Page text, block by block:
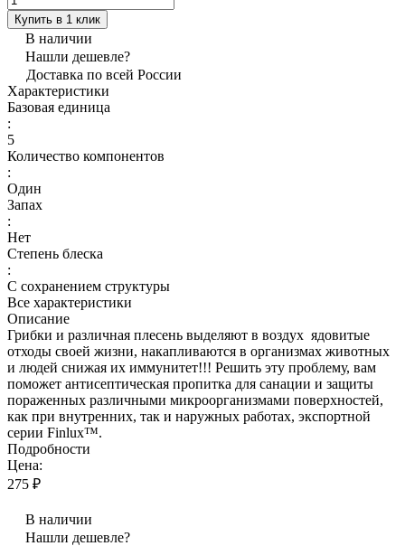
Купить в 1 клик
В наличии
Нашли дешевле?
Доставка по всей России
Характеристики
Базовая единица
:
5
Количество компонентов
:
Один
Запах
:
Нет
Степень блеска
:
С сохранением структуры
Все характеристики
Описание
Грибки и различная плесень выделяют в воздух ядовитые
отходы своей жизни, накапливаются в организмах животных
и людей снижая их иммунитет!!! Решить эту проблему, вам
поможет антисептическая пропитка для санации и защиты
пораженных различными микроорганизмами поверхностей,
как при внутренних, так и наружных работах, экспортной
серии Finlux™.
Подробности
Цена:
275 ₽
В наличии
Нашли дешевле?